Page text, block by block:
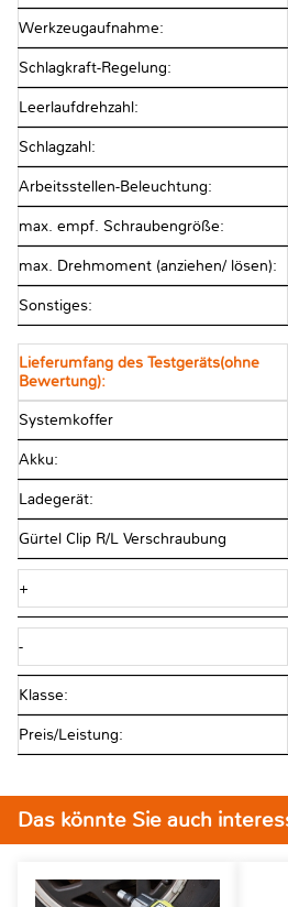
Werkzeugaufnahme:
Schlagkraft-Regelung:
Leerlaufdrehzahl:
Schlagzahl:
Arbeitsstellen-Beleuchtung:
max. empf. Schraubengröße:
max. Drehmoment (anziehen/ lösen):
Sonstiges:
Lieferumfang des Testgeräts(ohne
Bewertung):
Systemkoffer
Akku:
Ladegerät:
Gürtel Clip R/L Verschraubung
+
-
Klasse:
Preis/Leistung:
Das könnte Sie auch